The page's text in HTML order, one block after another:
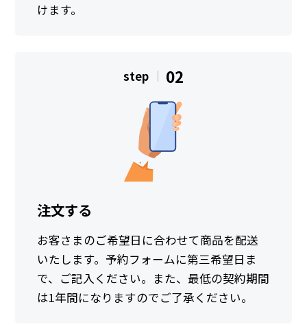
けます。
step 02
注文する
お客さまのご希望日に合わせて商品を配送
いたします。予約フォームに第三希望日ま
で、ご記入ください。また、最低の契約期間
は1年間になりますのでご了承ください。